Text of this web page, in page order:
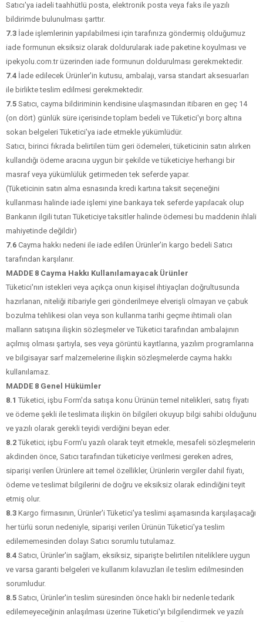
Satıcı'ya iadeli taahhütlü posta, elektronik posta veya faks ile yazılı
bildirimde bulunulması şarttır.
7.3 İade işlemlerinin yapılabilmesi için tarafınıza göndermiş olduğumuz
iade formunun eksiksiz olarak doldurularak iade paketine koyulması ve
ipekyolu.com.tr üzerinden iade formunun doldurulması gerekmektedir.
7.4 İade edilecek Ürünler'in kutusu, ambalajı, varsa standart aksesuarları
ile birlikte teslim edilmesi gerekmektedir.
7.5 Satıcı, cayma bildiriminin kendisine ulaşmasından itibaren en geç 14
(on dört) günlük süre içerisinde toplam bedeli ve Tüketici'yı borç altına
sokan belgeleri Tüketici'ya iade etmekle yükümlüdür.
Satıcı, birinci fıkrada belirtilen tüm geri ödemeleri, tüketicinin satın alırken
kullandığı ödeme aracına uygun bir şekilde ve tüketiciye herhangi bir
masraf veya yükümlülük getirmeden tek seferde yapar.
(Tüketicinin satın alma esnasında kredi kartına taksit seçeneğini
kullanması halinde iade işlemi yine bankaya tek seferde yapılacak olup
Bankanın ilgili tutarı Tüketiciye taksitler halinde ödemesi bu maddenin ihlali
mahiyetinde değildir)
7.6 Cayma hakkı nedeni ile iade edilen Ürünler'in kargo bedeli Satıcı
tarafından karşılanır.
MADDE 8 Cayma Hakkı Kullanılamayacak Ürünler
Tüketici'nın istekleri veya açıkça onun kişisel ihtiyaçları doğrultusunda
hazırlanan, niteliği itibariyle geri gönderilmeye elverişli olmayan ve çabuk
bozulma tehlikesi olan veya son kullanma tarihi geçme ihtimali olan
malların satışına ilişkin sözleşmeler ve Tüketici tarafından ambalajının
açılmış olması şartıyla, ses veya görüntü kayıtlarına, yazılım programlarına
ve bilgisayar sarf malzemelerine ilişkin sözleşmelerde cayma hakkı
kullanılamaz.
MADDE 8 Genel Hükümler
8.1 Tüketici, işbu Form'da satışa konu Ürünün temel nitelikleri, satış fiyatı
ve ödeme şekli ile teslimata ilişkin ön bilgileri okuyup bilgi sahibi olduğunu
ve yazılı olarak gerekli teyidi verdiğini beyan eder.
8.2 Tüketici; işbu Form'u yazılı olarak teyit etmekle, mesafeli sözleşmelerin
akdinden önce, Satıcı tarafından tüketiciye verilmesi gereken adres,
siparişi verilen Ürünlere ait temel özellikler, Ürünlerin vergiler dahil fiyatı,
ödeme ve teslimat bilgilerini de doğru ve eksiksiz olarak edindiğini teyit
etmiş olur.
8.3 Kargo firmasının, Ürünler'i Tüketici'ya teslimi aşamasında karşılaşacağı
her türlü sorun nedeniyle, siparişi verilen Ürünün Tüketici'ya teslim
edilememesinden dolayı Satıcı sorumlu tutulamaz.
8.4 Satıcı, Ürünler'in sağlam, eksiksiz, siparişte belirtilen niteliklere uygun
ve varsa garanti belgeleri ve kullanım kılavuzları ile teslim edilmesinden
sorumludur.
8.5 Satıcı, Ürünler'in teslim süresinden önce haklı bir nedenle tedarik
edilemeyeceğinin anlaşılması üzerine Tüketici'yı bilgilendirmek ve yazılı